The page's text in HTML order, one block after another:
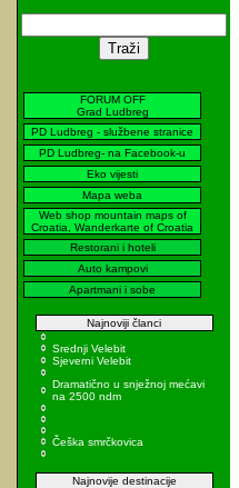
FORUM OFF
Grad Ludbreg
PD Ludbreg - službene stranice
PD Ludbreg- na Facebook-u
Eko vijesti
Mapa weba
Web shop mountain maps of
Croatia, Wanderkarte of Croatia
Restorani i hoteli
Auto kampovi
Apartmani i sobe
Najnoviji članci
Srednji Velebit
Sjeverni Velebit
Dramatično u snježnoj mećavi
na 2500 ndm
Češka smrčkovica
Najnovije destinacije